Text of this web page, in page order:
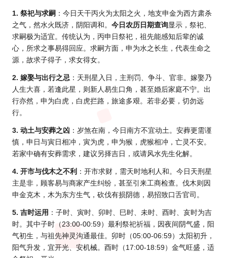
1. 祭祀与求嗣 ：今日天干丙火为太阳之火，地支申金为西方肃杀
之气，然水火既济，阴阳调和。 今日农历日期查询显示，祭祀、
求嗣极为适宜。传统认为，丙申日祭祀，祖先能感知后辈的诚
心，所求之事易得回应。求嗣方面，申为水之长生，代表生命之
源，故求子得子，求女得女。
2. 嫁娶与出行之忌 ：天刑星入日，主刑罚、争斗、官非。嫁娶乃
人生大喜，若逢此星，则新人易生口角，甚至婚后家庭不宁。出
行亦然，申为白虎，白虎拦路，旅途多艰。若非必要，切勿远
行。
3. 动土与安葬之凶 ：岁煞在南，今日南方不宜动土。安葬更需谨
慎，申日与寅日相冲，寅为虎，申为猴，虎猴相冲，亡灵不安。
若家中确有安葬需求，建议另择吉日，或请风水先生化解。
4. 开市与伐木之不利 ：开市求财，需天时地利人和。今日天刑星
主是非，顾客易与商家产生纠纷，甚至引来工商检查。伐木则因
申金克木，木为东方生气，砍伐有损阴德，易招致口舌官司。
5. 吉时运用 ：子时、寅时、卯时、巳时、未时、酉时、亥时为吉
时。其中子时（23:00-00:59）最利祭祀祈福，因夜间阴气盛，阳
气初生，与祖先神灵沟通最佳。卯时（05:00-06:59）太阳初升，
阳气升发，宜开光、安机械。酉时（17:00-18:59）金气旺盛，适